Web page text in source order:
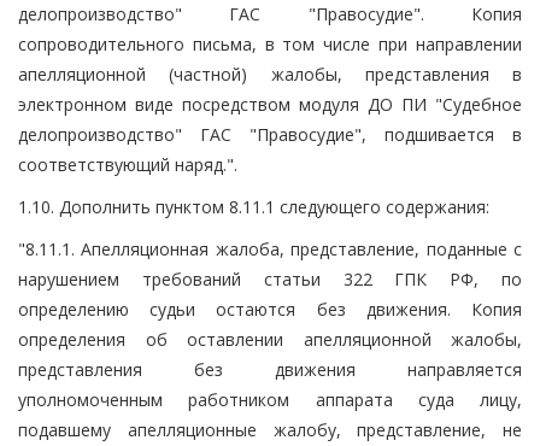
делопроизводство" ГАС "Правосудие". Копия
сопроводительного письма, в том числе при направлении
апелляционной (частной) жалобы, представления в
электронном виде посредством модуля ДО ПИ "Судебное
делопроизводство" ГАС "Правосудие", подшивается в
соответствующий наряд.".
1.10. Дополнить пунктом 8.11.1 следующего содержания:
"8.11.1. Апелляционная жалоба, представление, поданные с
нарушением требований статьи 322 ГПК РФ, по
определению судьи остаются без движения. Копия
определения об оставлении апелляционной жалобы,
представления без движения направляется
уполномоченным работником аппарата суда лицу,
подавшему апелляционные жалобу, представление, не